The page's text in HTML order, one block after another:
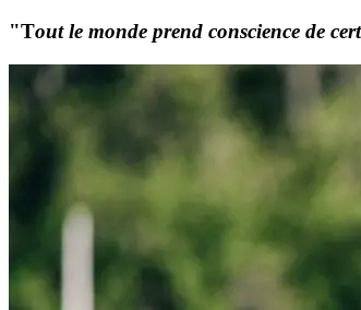
"Tout le monde prend conscience de